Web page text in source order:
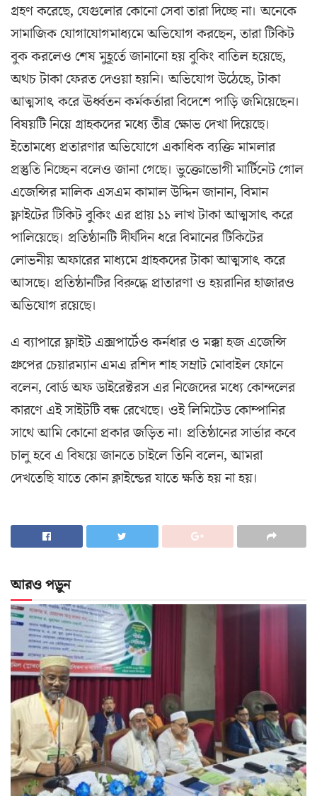
গ্রহণ করেছে, যেগুলোর কোনো সেবা তারা দিচ্ছে না। অনেকে
সামাজিক যোগাযোগমাধ্যমে অভিযোগ করছেন, তারা টিকিট
বুক করলেও শেষ মুহূর্তে জানানো হয় বুকিং বাতিল হয়েছে,
অথচ টাকা ফেরত দেওয়া হয়নি। অভিযোগ উঠেছে, টাকা
আত্মসাৎ করে ঊর্ধ্বতন কর্মকর্তারা বিদেশে পাড়ি জমিয়েছেন।
বিষয়টি নিয়ে গ্রাহকদের মধ্যে তীব্র ক্ষোভ দেখা দিয়েছে।
ইতোমধ্যে প্রতারণার অভিযোগে একাধিক ব্যক্তি মামলার
প্রস্তুতি নিচ্ছেন বলেও জানা গেছে। ভুক্তোভোগী মার্টিনেট গোল
এজেন্সির মালিক এসএম কামাল উদ্দিন জানান, বিমান
ফ্লাইটের টিকিট বুকিং এর প্রায় ১১ লাখ টাকা আত্মসাৎ করে
পালিয়েছে। প্রতিষ্ঠানটি দীর্ঘদিন ধরে বিমানের টিকিটের
লোভনীয় অফারের মাধ্যমে গ্রাহকদের টাকা আত্মসাৎ করে
আসছে। প্রতিষ্ঠানটির বিরুদ্ধে প্রাতারণা ও হয়রানির হাজারও
অভিযোগ রয়েছে।
এ ব্যাপারে ফ্লাইট এক্সপার্টেও কর্নধার ও মক্কা হজ এজেন্সি
গ্রুপের চেয়ারম্যান এমএ রশিদ শাহ সম্রাট মোবাইল ফোনে
বলেন, বোর্ড অফ ডাইরেক্টরস এর নিজেদের মধ্যে কোন্দলের
কারণে এই সাইটটি বন্ধ রেখেছে। ওই লিমিটেড কোম্পানির
সাথে আমি কোনো প্রকার জড়িত না। প্রতিষ্ঠানের সার্ভার কবে
চালু হবে এ বিষয়ে জানতে চাইলে তিনি বলেন, আমরা
দেখতেছি যাতে কোন ক্লাইন্ডের যাতে ক্ষতি হয় না হয়।
আরও পড়ুন